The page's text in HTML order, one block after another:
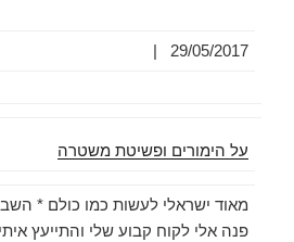
29/05/2017
|
על הימורים ופשיטת משטרה
מאוד ישראלי לעשות כמו כולם *
פנה אלי לקוח קבוע שלי והתייעץ איתי